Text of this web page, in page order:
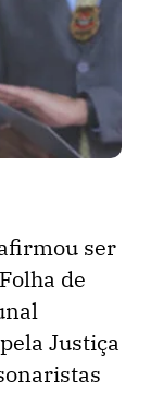
ser
de
Justiça